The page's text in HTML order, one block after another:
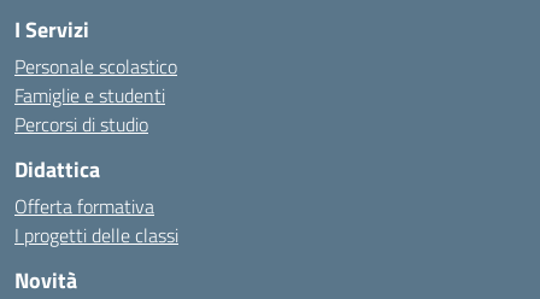
I Servizi
Personale scolastico
Famiglie e studenti
Percorsi di studio
Didattica
Offerta formativa
I progetti delle classi
Novità